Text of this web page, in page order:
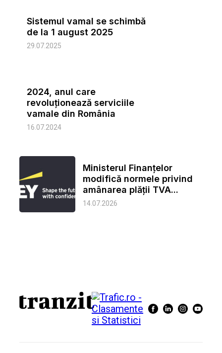
Sistemul vamal se schimbă
de la 1 august 2025
29.07.2025
2024, anul care
revoluționează serviciile
vamale din România
16.07.2024
Ministerul Finanțelor
modifică normele privind
amânarea plății TVA...
14.07.2026